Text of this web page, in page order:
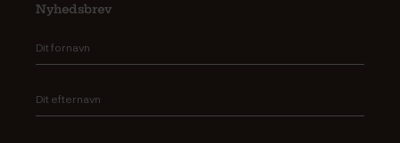
Nyhedsbrev